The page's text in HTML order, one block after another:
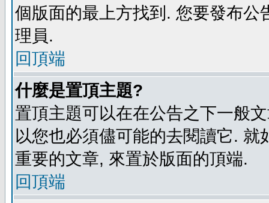
個版面的最上方找到. 您要發布
理員.
回頂端
什麼是置頂主題?
置頂主題可以在在公告之下一般
以您也必須儘可能的去閱讀它.
重要的文章, 來置於版面的頂端.
回頂端